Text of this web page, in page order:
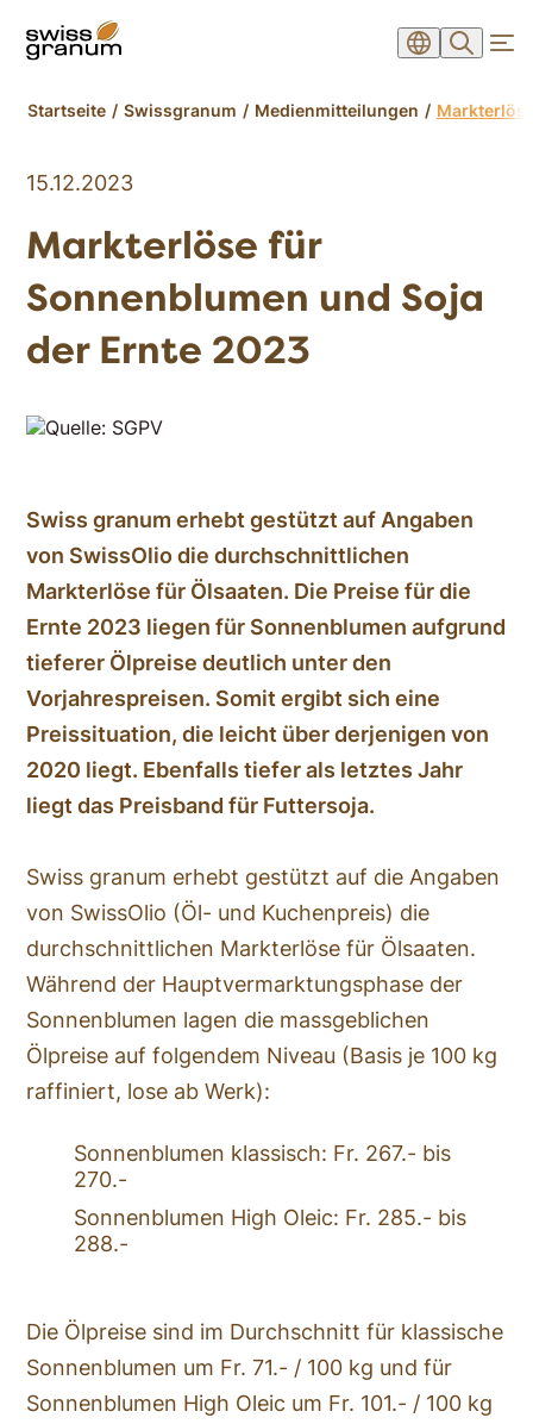
Startseite Swissgranum Medienmitteilungen
15.12.2023
Markterlöse für
Sonnenblumen und Soja
der Ernte 2023
Swiss granum erhebt gestützt auf Angaben
von SwissOlio die durchschnittlichen
Markterlöse für Ölsaaten. Die Preise für die
Ernte 2023 liegen für Sonnenblumen aufgrund
tieferer Ölpreise deutlich unter den
Vorjahrespreisen. Somit ergibt sich eine
Preissituation, die leicht über derjenigen von
2020 liegt. Ebenfalls tiefer als letztes Jahr
liegt das Preisband für Futtersoja.
Swiss granum erhebt gestützt auf die Angaben
von SwissOlio (Öl- und Kuchenpreis) die
durchschnittlichen Markterlöse für Ölsaaten.
Während der Hauptvermarktungsphase der
Sonnenblumen lagen die massgeblichen
Ölpreise auf folgendem Niveau (Basis je 100 kg
raffiniert, lose ab Werk):
Sonnenblumen klassisch: Fr. 267.- bis
270.-
Sonnenblumen High Oleic: Fr. 285.- bis
288.-
Die Ölpreise sind im Durchschnitt für klassische
Sonnenblumen um Fr. 71.- / 100 kg und für
Sonnenblumen High Oleic um Fr. 101.- / 100 kg